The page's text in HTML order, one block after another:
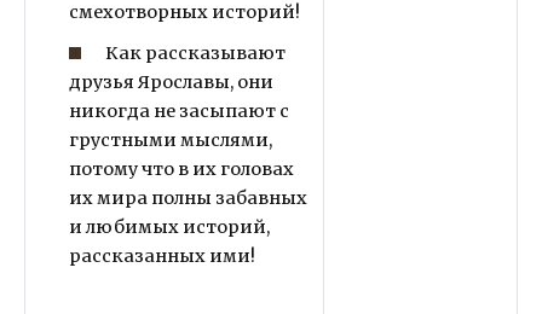
смехотворных историй!
Как рассказывают
друзья Ярославы, они
никогда не засыпают с
грустными мыслями,
потому что в их головах
их мира полны забавных
и любимых историй,
рассказанных ими!